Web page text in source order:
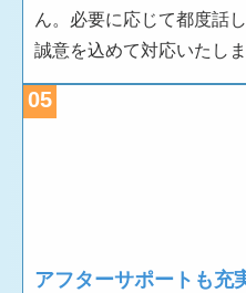
ん。必要に応じて都度話
誠意を込めて対応いたしま
05
アフターサポートも充